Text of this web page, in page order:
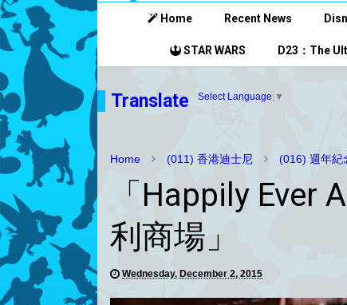
Home Recent News
STAR WARS D23：The
Translate Select Language ▼
Home (011) 香港迪士尼 (016) 週年紀
「Happily Ever
利商場」
Wednesday, December 2, 2015